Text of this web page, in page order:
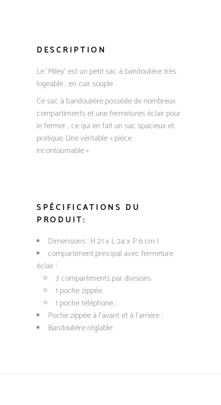
DESCRIPTION
Le ‘Miley’ est un petit sac à bandoulière très
logeable , en cuir souple .
Ce sac à bandoulière possède de nombreux
compartiments et une fermetures éclair pour
le fermer , ce qui en fait un sac spacieux et
pratique. Une véritable « pièce
incontournable »
SPÉCIFICATIONS DU
PRODUIT:
Dimensions : H 21 x L 24 x P 6 cm (
compartiment principal avec fermeture
éclair :
3 compartiments par divisions
1 poche zippée
1 poche téléphone ;
Poche zippée à l’avant et à l’arrière ;
Bandoulière réglable